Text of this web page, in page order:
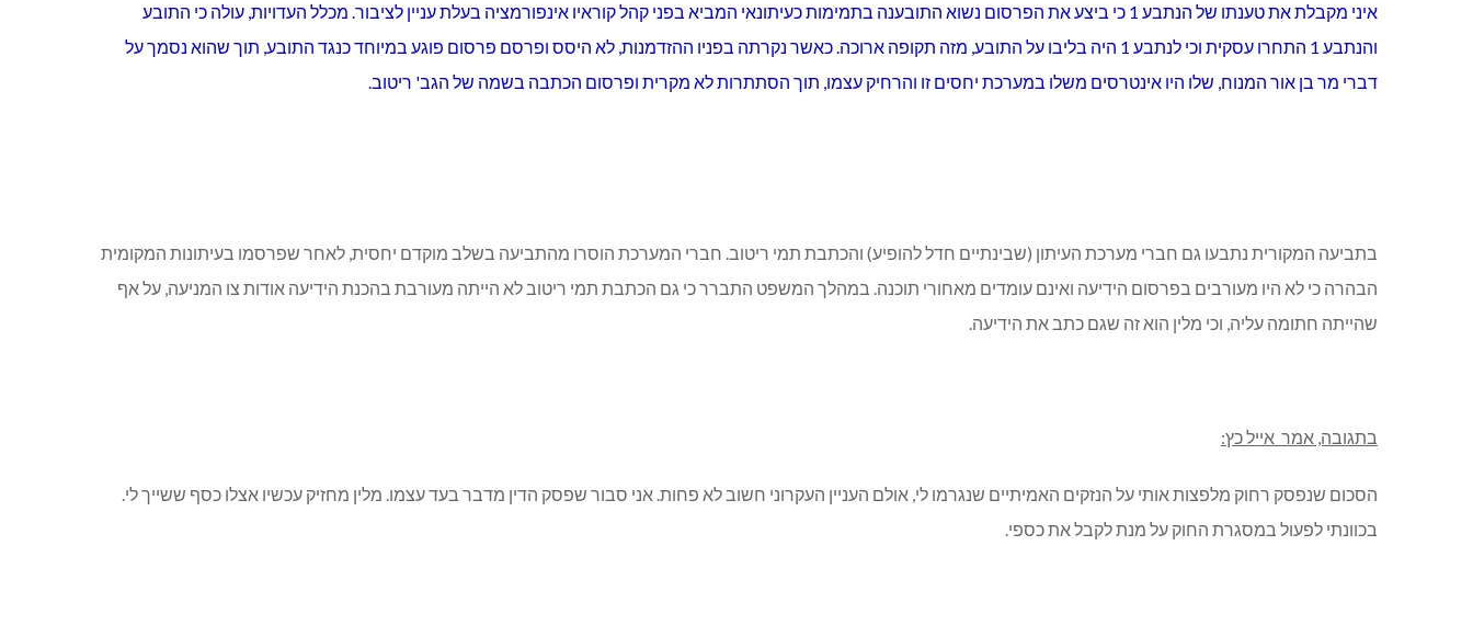
איני מקבלת את טענתו של הנתבע 1 כי ביצע את הפרסום נשוא התובענה בתמימות כעיתונאי המביא בפני קהל קוראיו אינפורמציה בעלת עניין לציבור. מכלל העדויות, עולה כי התובע
והנתבע 1 התחרו עסקית וכי לנתבע 1 היה בליבו על התובע, מזה תקופה ארוכה. כאשר נקרתה בפניו ההזדמנות, לא היסס ופרסם פרסום פוגע במיוחד כנגד התובע, תוך שהוא נסמך על
דברי מר בן אור המנוח, שלו היו אינטרסים משלו במערכת יחסים זו והרחיק עצמו, תוך הסתתרות לא מקרית ופרסום הכתבה בשמה של הגב' ריטוב.
בתביעה המקורית נתבעו גם חברי מערכת העיתון (שבינתיים חדל להופיע) והכתבת תמי ריטוב. חברי המערכת הוסרו מהתביעה בשלב מוקדם יחסית, לאחר שפרסמו בעיתונות המקומית
הבהרה כי לא היו מעורבים בפרסום הידיעה ואינם עומדים מאחורי תוכנה. במהלך המשפט התברר כי גם הכתבת תמי ריטוב לא הייתה מעורבת בהכנת הידיעה אודות צו המניעה, על אף
שהייתה חתומה עליה, וכי מלין הוא זה שגם כתב את הידיעה.
בתגובה, אמר אייל כץ:
הסכום שנפסק רחוק מלפצות אותי על הנזקים האמיתיים שנגרמו לי, אולם העניין העקרוני חשוב לא פחות. אני סבור שפסק הדין מדבר בעד עצמו. מלין מחזיק עכשיו אצלו כסף ששייך לי.
בכוונתי לפעול במסגרת החוק על מנת לקבל את כספי.